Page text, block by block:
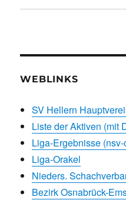
WEBLINKS
SV Hellern
Liste der Aktiven (mit
Liga-Ergebnisse
Liga-Orakel
Nieders.
Bezirk Osnabrück-